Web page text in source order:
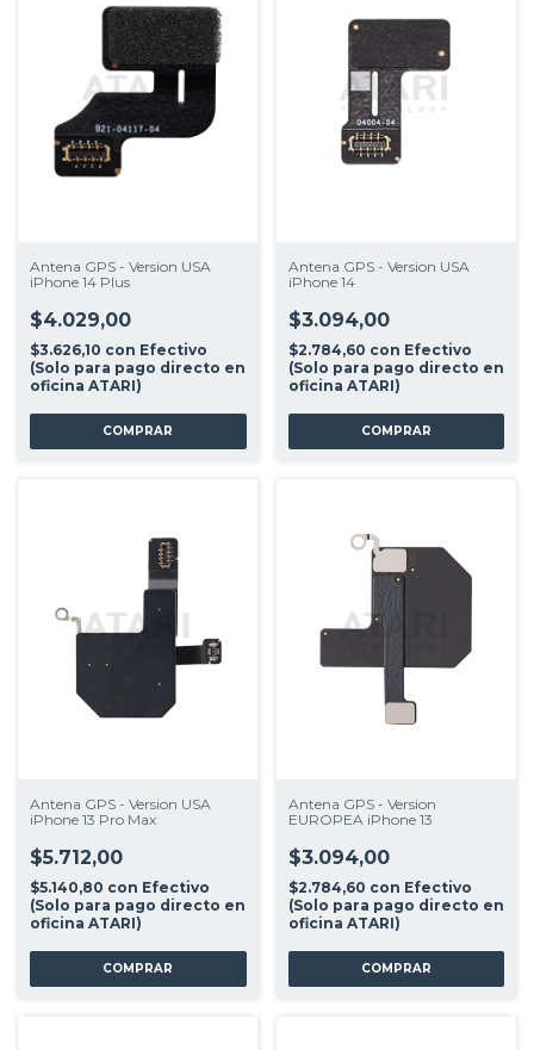
Antena GPS - Version USA
iPhone 14 Plus
$4.029,00
$3.626,10 con Efectivo
(Solo para pago directo en
oficina ATARI)
Antena GPS - Version USA
iPhone 14
$3.094,00
$2.784,60 con Efectivo
(Solo para pago directo en
oficina ATARI)
Antena GPS - Version USA
iPhone 13 Pro Max
$5.712,00
$5.140,80 con Efectivo
(Solo para pago directo en
oficina ATARI)
Antena GPS - Version
EUROPEA iPhone 13
$3.094,00
$2.784,60 con Efectivo
(Solo para pago directo en
oficina ATARI)